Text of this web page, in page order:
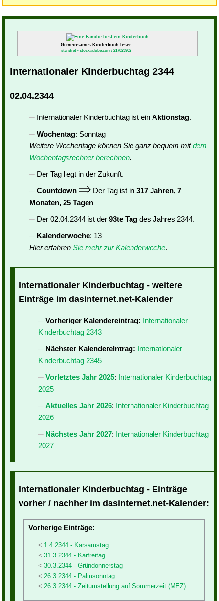
Gemeinsames Kinderbuch lesen
standret - stock.adobe.com / 217823902
Internationaler Kinderbuchtag 2344
02.04.2344
Internationaler Kinderbuchtag ist ein Aktionstag.
Wochentag: Sonntag
Weitere Wochentage können Sie ganz bequem mitdem
Wochentagsrechner berechnen.
Der Tag liegt in der Zukunft.
Countdown
Der Tag ist in 317 Jahren, 7
Monaten, 25 Tagen
Der 02.04.2344 ist der 93te Tag des Jahres 2344.
Kalenderwoche: 13
Hier erfahren Sie mehr zur Kalenderwoche.
Internationaler Kinderbuchtag - weitere
Einträge im dasinternet.net-Kalender
Vorheriger Kalendereintrag: Internationaler
Kinderbuchtag 2343
Nächster Kalendereintrag: Internationaler
Kinderbuchtag 2345
Vorletztes Jahr 2025: Internationaler Kinderbuchtag
2025
Aktuelles Jahr 2026: Internationaler Kinderbuchtag
2026
Nächstes Jahr 2027: Internationaler Kinderbuchtag
2027
Internationaler Kinderbuchtag - Einträge
vorher / nachher im dasinternet.net-Kalender:
Vorherige Einträge:
1.4.2344 - Karsamstag
31.3.2344 - Karfreitag
30.3.2344 - Gründonnerstag
26.3.2344 - Palmsonntag
26.3.2344 - Zeitumstellung auf Sommerzeit (MEZ)